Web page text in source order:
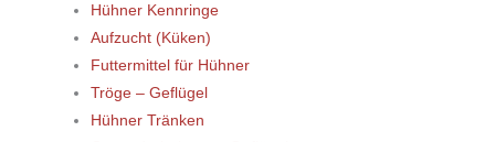
Hühner Kennringe
Aufzucht (Küken)
Futtermittel für Hühner
Tröge – Geflügel
Hühner Tränken